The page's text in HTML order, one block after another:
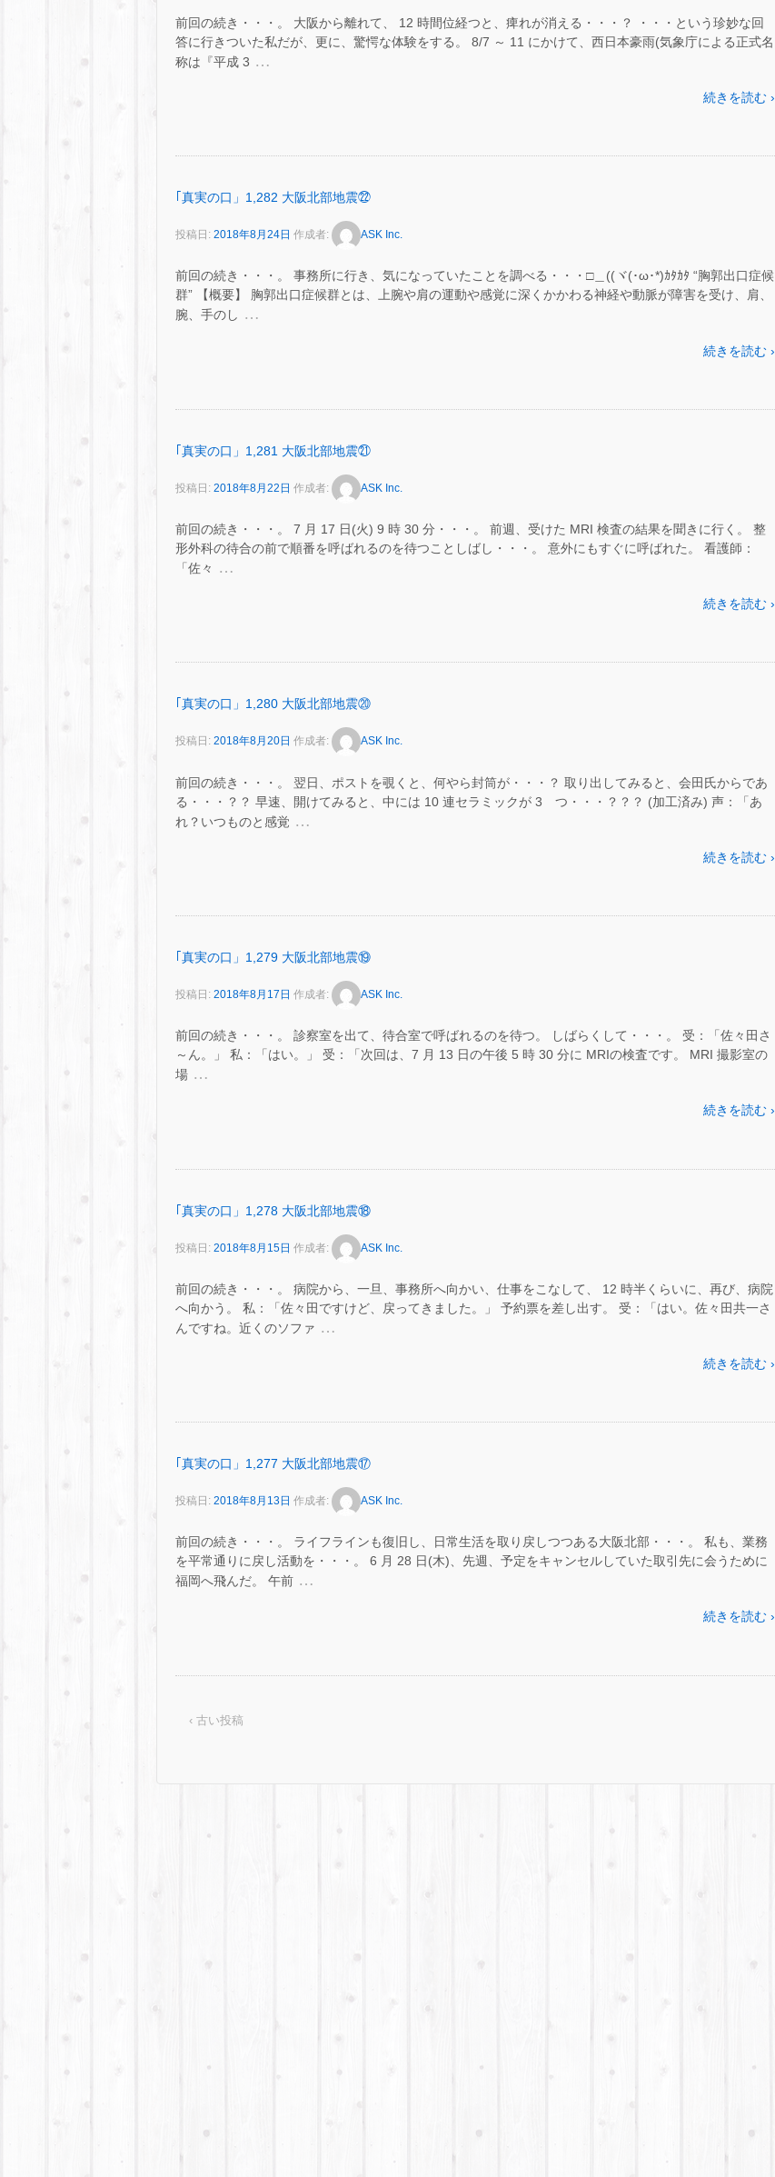
前回の続き・・・。 大阪から離れて、 12 時間位経つと、痺れが消える・・・？ ・・・という珍妙な回
答に行きついた私だが、更に、驚愕な体験をする。 8/7 ～ 11 にかけて、西日本豪雨(気象庁による正式名
称は『平成 3 …
続きを読む ›
｢真実の口」1,282 大阪北部地震㉒
投稿日: 2018年8月24日 作成者: ASK Inc.
前回の続き・・・。 事務所に行き、気になっていたことを調べる・・・□＿((ヾ(･ω･*)ｶﾀｶﾀ “胸郭出口症候
群” 【概要】 胸郭出口症候群とは、上腕や肩の運動や感覚に深くかかわる神経や動脈が障害を受け、肩、
腕、手のし …
続きを読む ›
｢真実の口」1,281 大阪北部地震㉑
投稿日: 2018年8月22日 作成者: ASK Inc.
前回の続き・・・。 7 月 17 日(火) 9 時 30 分・・・。 前週、受けた MRI 検査の結果を聞きに行く。 整
形外科の待合の前で順番を呼ばれるのを待つことしばし・・・。 意外にもすぐに呼ばれた。 看護師：
「佐々
…
続きを読む ›
｢真実の口」1,280 大阪北部地震⑳
投稿日: 2018年8月20日 作成者: ASK Inc.
前回の続き・・・。 翌日、ポストを覗くと、何やら封筒が・・・？ 取り出してみると、会田氏からであ
る・・・？？ 早速、開けてみると、中には 10 連セラミックが 3 つ・・・？？？ (加工済み) 声：「あ
れ？いつものと感覚 …
続きを読む ›
｢真実の口」1,279 大阪北部地震⑲
投稿日: 2018年8月17日 作成者: ASK Inc.
前回の続き・・・。 診察室を出て、待合室で呼ばれるのを待つ。 しばらくして・・・。 受：「佐々田さ
～ん。」 私：「はい。」 受：「次回は、7 月 13 日の午後 5 時 30 分に MRIの検査です。 MRI 撮影室の
場 …
続きを読む ›
｢真実の口」1,278 大阪北部地震⑱
投稿日: 2018年8月15日 作成者: ASK Inc.
前回の続き・・・。 病院から、一旦、事務所へ向かい、仕事をこなして、 12 時半くらいに、再び、病院
へ向かう。 私：「佐々田ですけど、戻ってきました。」 予約票を差し出す。 受：「はい。佐々田共一さ
んですね。近くのソファ …
続きを読む ›
｢真実の口」1,277 大阪北部地震⑰
投稿日: 2018年8月13日 作成者: ASK Inc.
前回の続き・・・。 ライフラインも復旧し、日常生活を取り戻しつつある大阪北部・・・。 私も、業務
を平常通りに戻し活動を・・・。 6 月 28 日(木)、先週、予定をキャンセルしていた取引先に会うために
福岡へ飛んだ。 午前 …
続きを読む ›
‹ 古い投稿